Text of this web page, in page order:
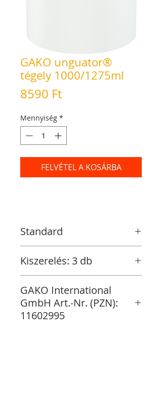
GAKO unguator®
tégely 1000/1275ml
8590 FtÁr
Mennyiség *
FELVÉTEL A KOSÁRBA
Standard
Kiszerelés: 3 db
GAKO International
GmbH Art.-Nr. (PZN):
11602995